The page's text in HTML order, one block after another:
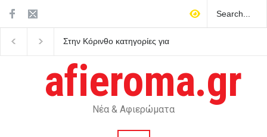
Στην Κόρινθο κατηγορίες για
κρύβουν τα προβλήματα
του ΕΣΥ
σορό του πατέρα του
καταψύκτη
afieroma.gr
Νέα & Αφιερώματα